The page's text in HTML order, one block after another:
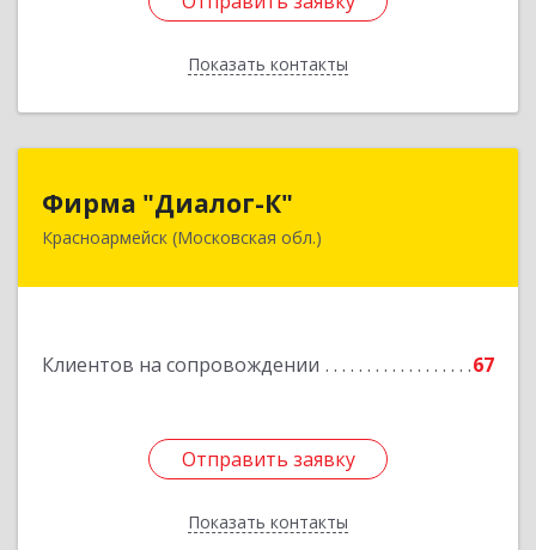
Показать контакты
Назад
Фирма "Диалог-К"
Красноармейск (Московская обл.)
Клиентов на сопровождении 67
Отправить заявку
Показать контакты
141292, Московская обл, Красноармейск г,
Отправить заявку
Назад